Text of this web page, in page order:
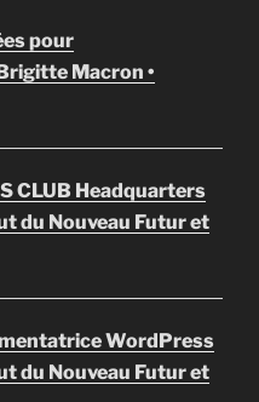
pour
Macron •
CLUB Headquarters
du Nouveau Futur et
WordPress
du Nouveau Futur et